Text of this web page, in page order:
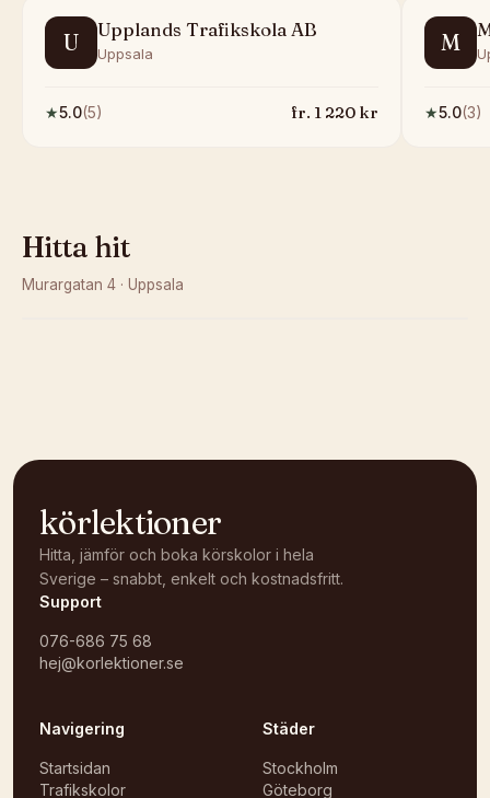
U Upplands Trafikskola AB
Uppsala
★5.0(5) fr. 1 220kr
M
★5.0(3)
Hitta hit
Murargatan 4 · Uppsala
körlektioner
Hitta, jämför och boka körskolor i hela
Sverige – snabbt, enkelt och kostnadsfritt.
Support
076-686 75 68
hej@korlektioner.se
Navigering
Startsidan
Trafikskolor
Städer
Stockholm
Göteborg